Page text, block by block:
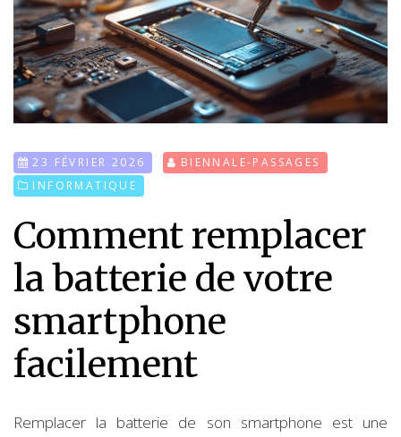
23 FÉVRIER 2026
BIENNALE-PASSAGES
INFORMATIQUE
Comment remplacer
la batterie de votre
smartphone
facilement
Remplacer la batterie de son smartphone est une